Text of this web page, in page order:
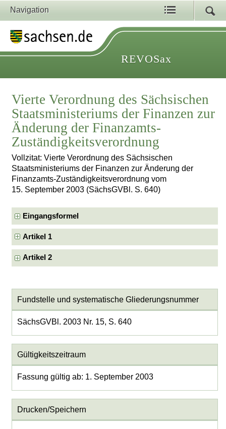
Navigation
REVOSax
Vierte Verordnung des Sächsischen
Staatsministeriums der Finanzen zur
Änderung der Finanzamts-
Zuständigkeitsverordnung
Vollzitat: Vierte Verordnung des Sächsischen
Staatsministeriums der Finanzen zur Änderung der
Finanzamts-Zuständigkeitsverordnung vom
15. September 2003 (SächsGVBl. S. 640)
Eingangsformel
Artikel 1
Artikel 2
Fundstelle und systematische Gliederungsnummer
SächsGVBl. 2003 Nr. 15, S. 640
Gültigkeitszeitraum
Fassung gültig ab: 1. September 2003
Drucken/Speichern